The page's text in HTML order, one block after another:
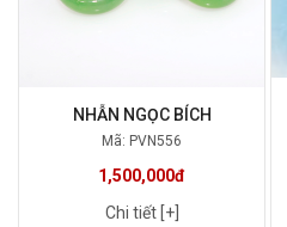
NHẪN NGỌC BÍCH
Mã: PVN556
1,500,000đ
Chi tiết [+]